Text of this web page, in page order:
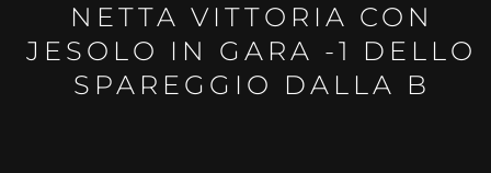
NETTA VITTORIA CON
JESOLO IN GARA -1 DELLO
SPAREGGIO DALLA B